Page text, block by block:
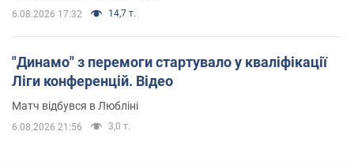
6.08.2026 17:32 14,7 т.
"Динамо" з перемоги стартувало у кваліфікації
Ліги конференцій. Відео
Матч відбувся в Любліні
6.08.2026 21:56 3,0 т.